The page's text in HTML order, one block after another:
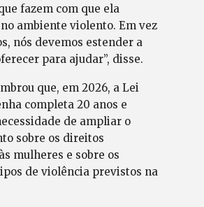
fazem com que ela
ambiente violento. Em vez
nós devemos estender a
para ajudar”, disse.
que, em 2026, a Lei
completa 20 anos e
de ampliar o
sobre os direitos
mulheres e sobre os
de violência previstos na